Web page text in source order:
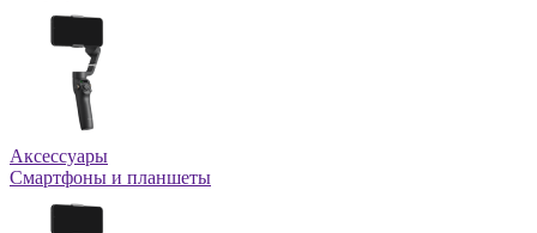
Аксессуары
Смартфоны и планшеты